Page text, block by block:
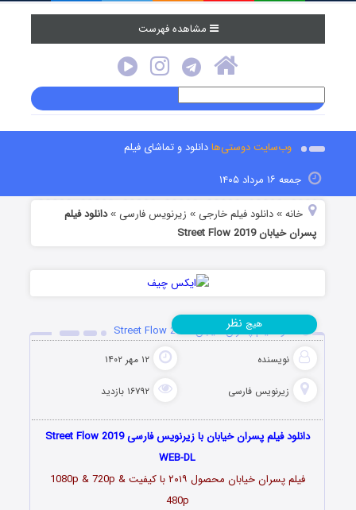
مشاهده فهرست
وب‌سایت دوستی‌هادانلود و تماشای فیلم
جمعه ۱۶ مرداد ۱۴۰۵
خانه »دانلود فیلم خارجی » زیرنویس فارسی »دانلود فیلم
پسران خیابان Street Flow 2019
دانلود فیلم پسران خیابان Street Flow 2019
نویسنده ۱۲ مهر ۱۴۰۲
زیرنویس فارسی ۱۶۷۹۲ بازدید
هیچ نظر
دانلود فیلم پسران خیابان با زیرنویس فارسی Street Flow 2019
WEB-DL
فیلمپسران خیابان محصول ۲۰۱۹
با کیفیت 1080p & 720p &
480p